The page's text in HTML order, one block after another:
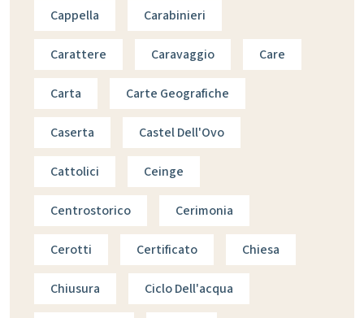
Cappella Carabinieri
Carattere Caravaggio Care
Carta Carte Geografiche
Caserta Castel Dell'Ovo
Cattolici Ceinge
Centrostorico Cerimonia
Cerotti Certificato Chiesa
Chiusura Ciclo Dell'acqua